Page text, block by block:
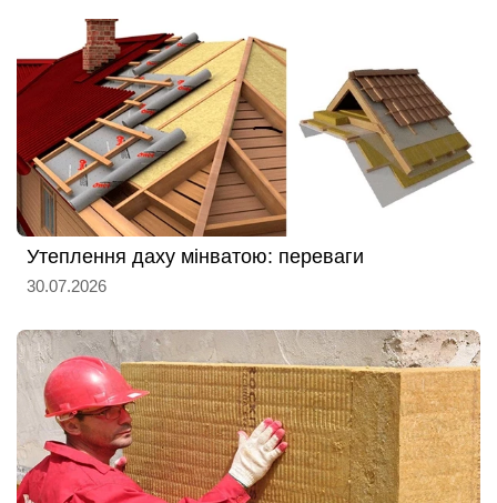
Утеплення даху мінватою: переваги
30.07.2026